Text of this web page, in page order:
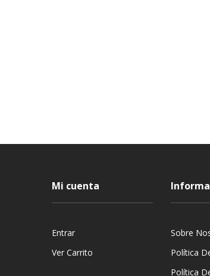
Mi cuenta
Entrar
Ver Carrito
Sobre
Política
Política